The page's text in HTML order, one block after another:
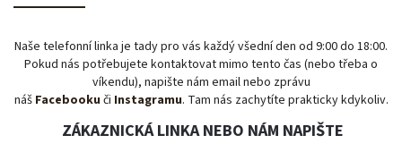
Naše telefonní linka je tady pro vás každý všední den od 9:00 do 18:00.
Pokud nás potřebujete kontaktovat mimo tento čas (nebo třeba o
víkendu), napište nám email nebo zprávu
náš Facebooku či Instagramu. Tam nás zachytíte prakticky kdykoliv.
ZÁKAZNICKÁ LINKA NEBO NÁM NAPIŠTE